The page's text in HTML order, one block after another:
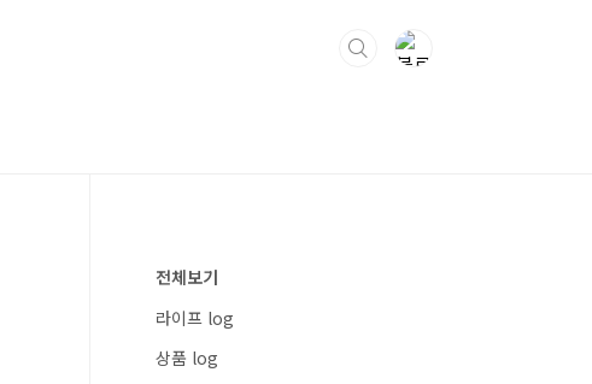
전체보기
라이프 log
상품 log